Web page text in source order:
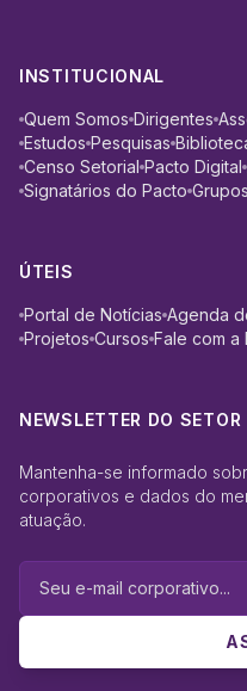
INSTITUCIONAL
Quem Somos Dirigentes
Estudos Pesquisas
Censo Setorial Pacto Digital
Signatários do Pacto
ÚTEIS
Portal de Notícias Agenda
Projetos Cursos Fale com a
NEWSLETTER DO SETOR
Mantenha-se informado
corporativos e dados do
atuação.